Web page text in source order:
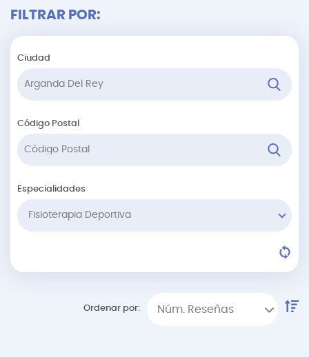
FILTRAR POR:
Ciudad
Código Postal
Especialidades
Fisioterapia Deportiva
Ordenar por: Núm. Reseñas